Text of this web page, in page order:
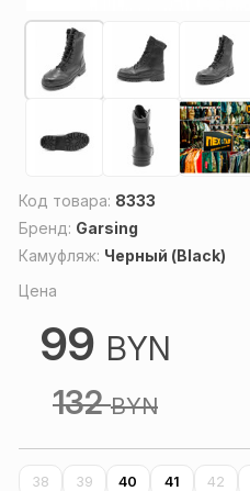
Код товара: 8333
Бренд: Garsing
Камуфляж: Черный (Black)
Цена
99 BYN
132BYN
38 39 40 41 42